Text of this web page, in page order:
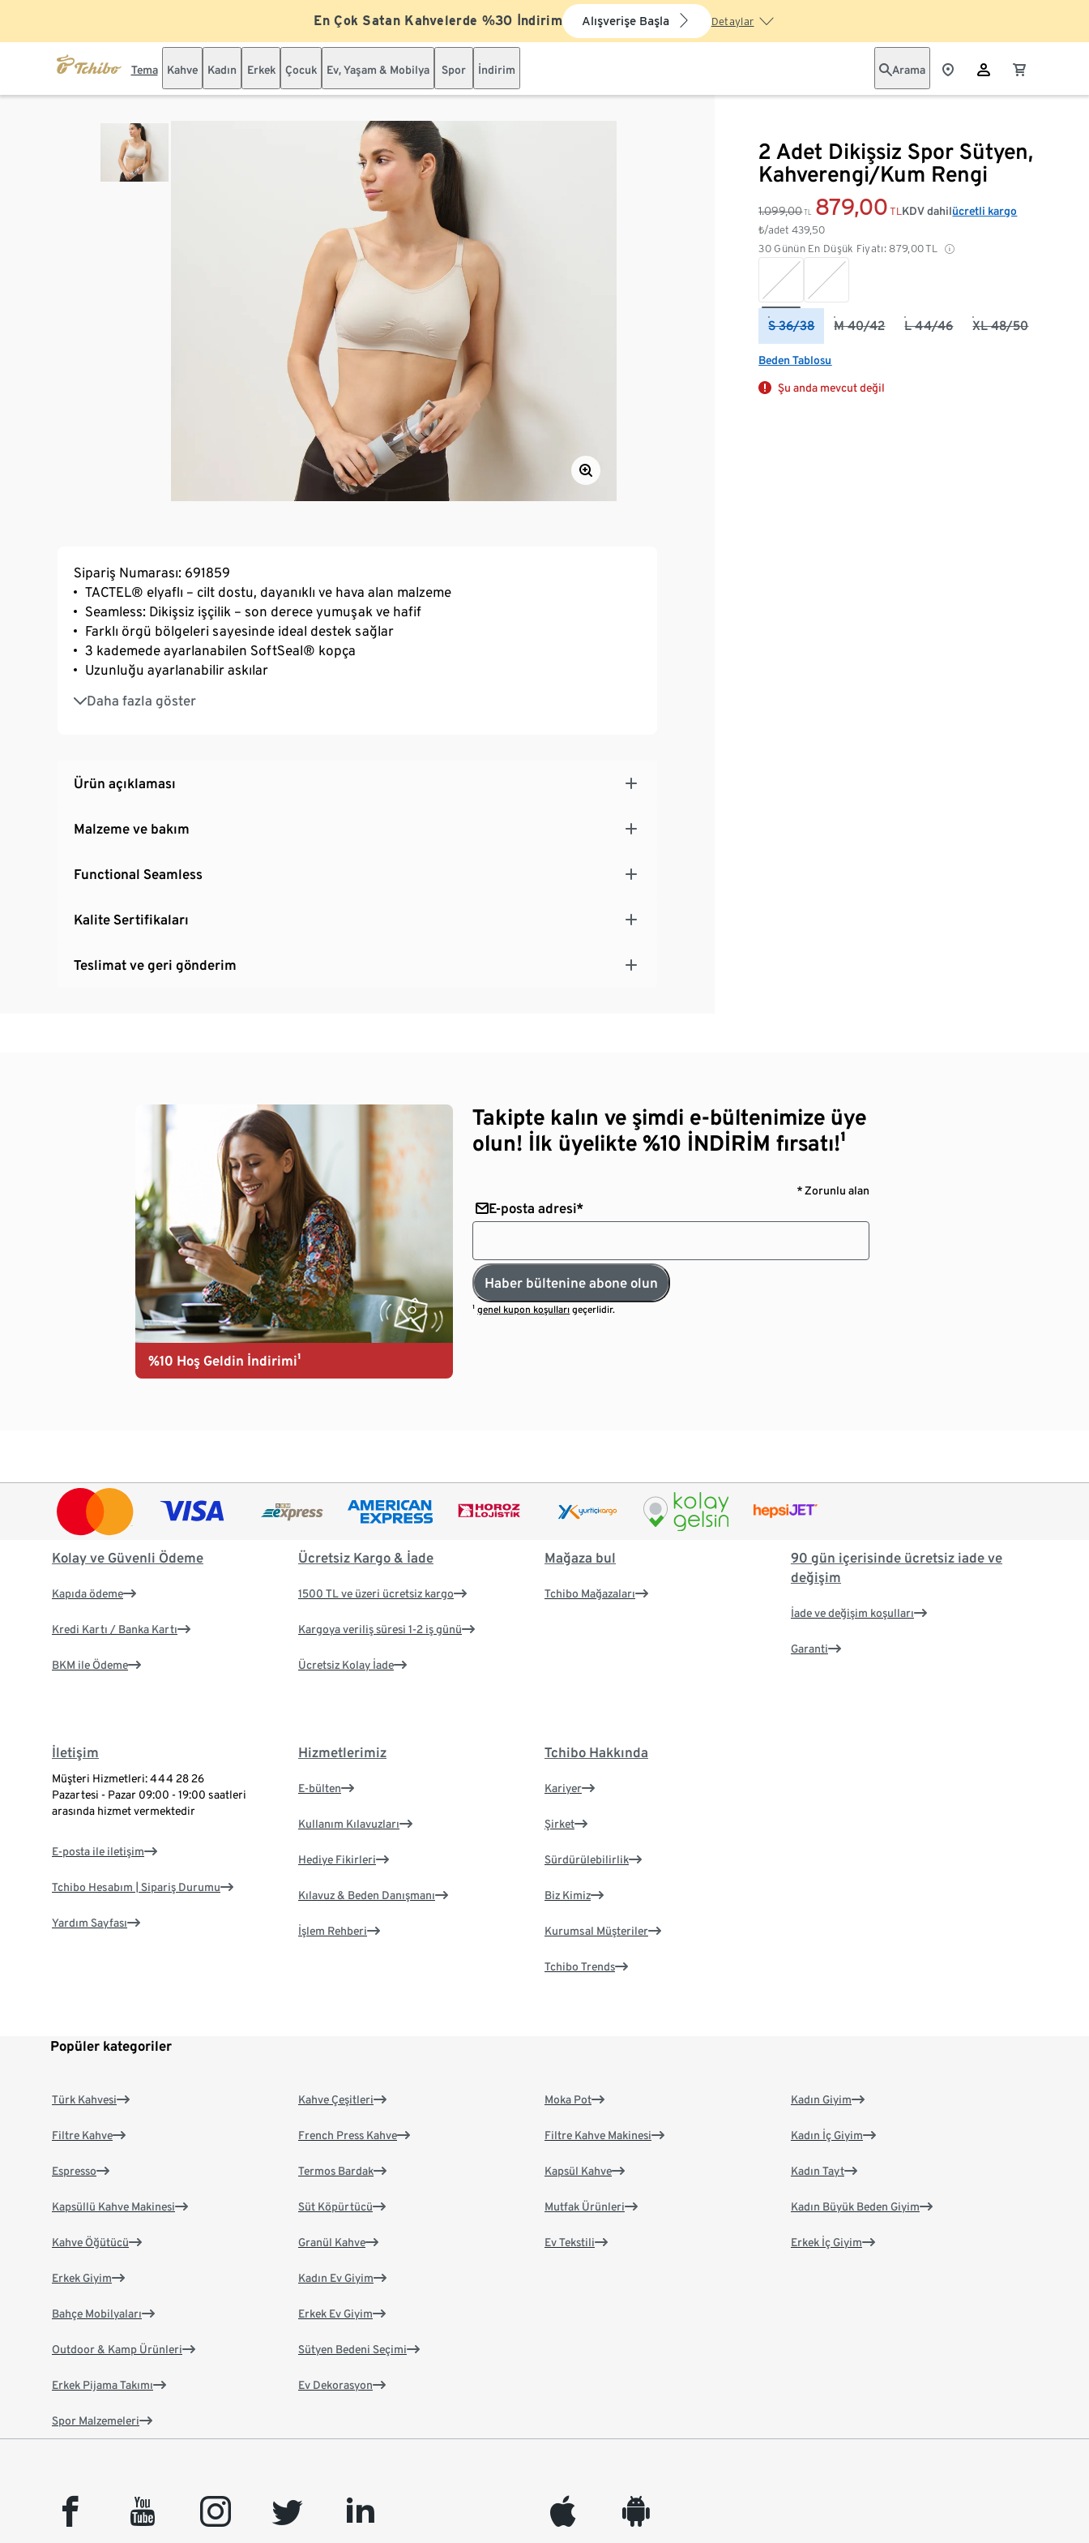
En Çok Satan Kahvelerde %30 İndirim Alışverişe Başla Detaylar
Tema Kahve Kadın Erkek Çocuk Ev, Yaşam & Mobilya Spor İndirim Arama
2 Adet Dikişsiz Spor Sütyen,
Kahverengi/Kum Rengi
1.099,00 TL 879,00 TL
₺/adet439,50
30 Günün En Düşük Fiyatı: 879,00TL
KDV dahilücretli kargo
S 36/38 M 40/42 L 44/46 XL 48/50
Beden Tablosu
Şu anda mevcut değil
Sipariş Numarası: 691859
TACTEL® elyaflı – cilt dostu, dayanıklı ve hava alan malzeme
Seamless: Dikişsiz işçilik – son derece yumuşak ve hafif
Farklı örgü bölgeleri sayesinde ideal destek sağlar
3 kademede ayarlanabilen SoftSeal® kopça
Uzunluğu ayarlanabilir askılar
Daha fazla göster
Büzgülü ribana yapı
Marka elastanlı: Formunu korur, tam hareket özgürlüğü sağlayarak mükemmel oturur
Ürün açıklaması
Malzeme ve bakım
Functional Seamless
Kalite Sertifikaları
Teslimat ve geri gönderim
%10 Hoş Geldin İndirimi¹
Takipte kalın ve şimdi e-bültenimize üye
olun! İlk üyelikte %10 İNDİRİM fırsatı!¹
* Zorunlu alan
E-posta adresi*
Haber bültenine abone olun
¹genel kupon koşulları geçerlidir.
Kolay ve Güvenli Ödeme
Kapıda ödeme
Kredi Kartı / Banka Kartı
BKM ile Ödeme
Ücretsiz Kargo & İade
1500 TL ve üzeri ücretsiz kargo
Kargoya veriliş süresi 1-2 iş günü
Ücretsiz Kolay İade
Mağaza bul
Tchibo Mağazaları
90 gün içerisinde ücretsiz iade ve
değişim
İade ve değişim koşulları
Garanti
İletişim
Müşteri Hizmetleri: 444 28 26
Pazartesi - Pazar 09:00 - 19:00 saatleri
arasında hizmet vermektedir
E-posta ile iletişim
Tchibo Hesabım | Sipariş Durumu
Yardım Sayfası
Hizmetlerimiz
E-bülten
Kullanım Kılavuzları
Hediye Fikirleri
Kılavuz & Beden Danışmanı
İşlem Rehberi
Tchibo Hakkında
Kariyer
Şirket
Sürdürülebilirlik
Biz Kimiz
Kurumsal Müşteriler
Tchibo Trends
Popüler kategoriler
Türk Kahvesi
Filtre Kahve
Espresso
Kapsüllü Kahve Makinesi
Kahve Öğütücü
Kahve Çeşitleri
French Press Kahve
Termos Bardak
Süt Köpürtücü
Granül Kahve
Moka Pot
Filtre Kahve Makinesi
Kapsül Kahve
Mutfak Ürünleri
Ev Tekstili
Kadın Giyim
Kadın İç Giyim
Kadın Tayt
Kadın Büyük Beden Giyim
Erkek İç Giyim
Erkek Giyim
Bahçe Mobilyaları
Outdoor & Kamp Ürünleri
Erkek Pijama Takımı
Spor Malzemeleri
Kadın Ev Giyim
Erkek Ev Giyim
Sütyen Bedeni Seçimi
Ev Dekorasyon
facebook youtube instagram twitter linkedin appleinc android